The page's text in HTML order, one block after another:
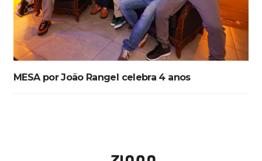
MESA por João Rangel celebra 4 anos